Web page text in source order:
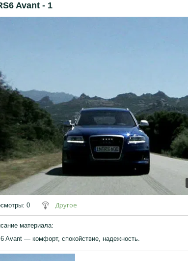
Avant - 1
: 0 Другое
материала:
Avant — комфорт, спокойствие, надежность.